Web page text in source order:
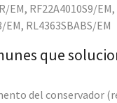
EM, RF22A4010S9/
EM, RL4363SBABS/EM
que
del conservador